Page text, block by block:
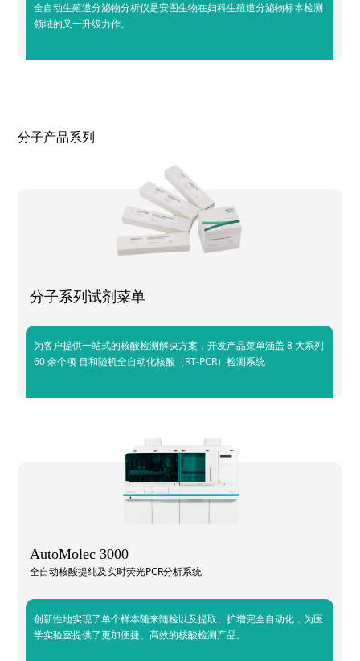
全自动生殖道分泌物分析仪是安图生物在妇科生殖道分泌物标本检测
领域的又一升级力作。
分子产品系列
分子系列试剂菜单
为客户提供一站式的核酸检测解决方案，开发产品菜单涵盖 8 大系列
60 余个项 目和随机全自动化核酸（RT-PCR）检测系统
AutoMolec 3000
全自动核酸提纯及实时荧光PCR分析系统
创新性地实现了单个样本随来随检以及提取、扩增完全自动化，为医
学实验室提供了更加便捷、高效的核酸检测产品。